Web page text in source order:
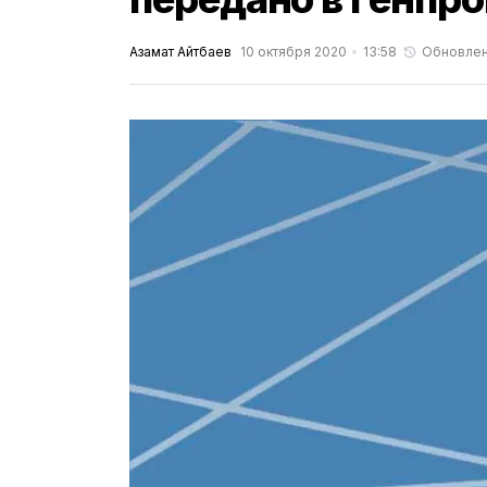
Азамат Айтбаев 10 октября 2020 13:58